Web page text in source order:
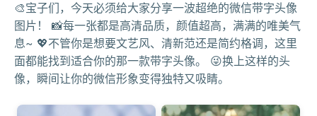
🎨宝子们，今天必须给大家分享一波超绝的微信带字头像
图片！ 📸每一张都是高清品质，颜值超高，满满的唯美气
息~ 💖不管你是想要文艺风、清新范还是简约格调，这里
面都能找到适合你的那一款带字头像。 😜换上这样的头
像，瞬间让你的微信形象变得独特又吸睛。